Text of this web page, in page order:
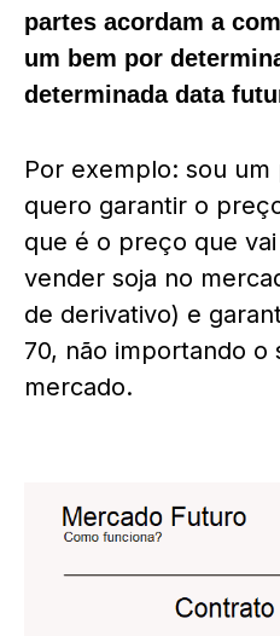
partes acordam a
um bem por
determinada data
Por exemplo: sou
quero garantir o
que é o preço que
vender soja no
de derivativo) e
70, não importando o
mercado.